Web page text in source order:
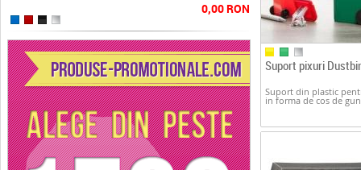
0,00 RON
Suport pixuri
Suport din plastic
in forma de cos de